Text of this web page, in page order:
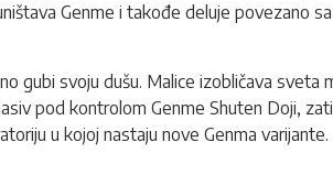
Genme i takođe deluje povezano
gubi svoju dušu. Malice izobličava
pod kontrolom Genme Shuten Doji,
u kojoj nastaju nove Genma varijante.